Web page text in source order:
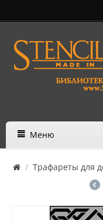
Меню
/ Трафареты для